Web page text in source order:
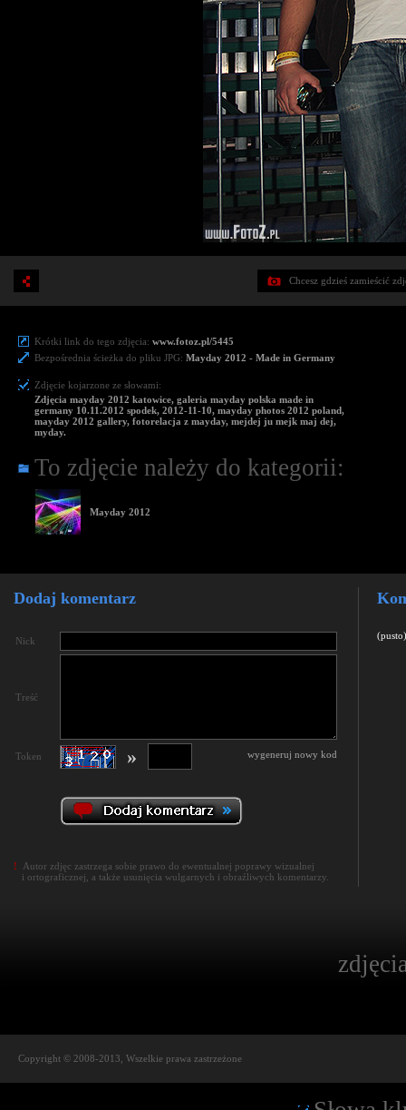
Chcesz gdzieś zamieścić
Krótki link do tego zdjęcia: www.fotoz.pl/5445
Bezpośrednia ścieżka do pliku JPG: Mayday 2012 - Made in Germany
Zdjęcie kojarzone ze słowami:
Zdjęcia mayday 2012 katowice, galeria mayday polska made in
germany 10.11.2012 spodek, 2012-11-10, mayday photos 2012 poland,
mayday 2012 gallery, fotorelacja z mayday, mejdej ju mejk maj dej,
myday.
To zdjęcie należy do kategorii:
Mayday 2012
Dodaj komentarz
Nick
Treść
Token wygeneruj nowy kod
»
! Autor zdjęc zastrzega sobie prawo do ewentualnej poprawy wizualnej
i ortograficznej, a także usunięcia wulgarnych i obraźliwych komentarzy.
(pusto)
Copyright © 2008-2013, Wszelkie prawa zastrzeżone